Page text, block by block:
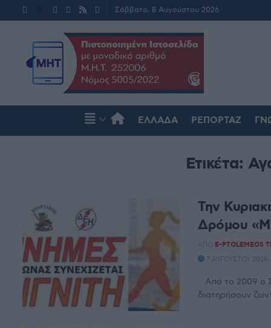
Σάββατο, 8 Αυγούστου 2026
ΕΛΛΆΔΑ ΡΕΠΟΡΤΆΖ
Ετικέτα:
Την
Δρόμου
ΑΠΌ E-PTOLEMEOS
7 ΑΥΓΟΎΣΤΟΥ
Από το 2009 ο
διατηρήσουν